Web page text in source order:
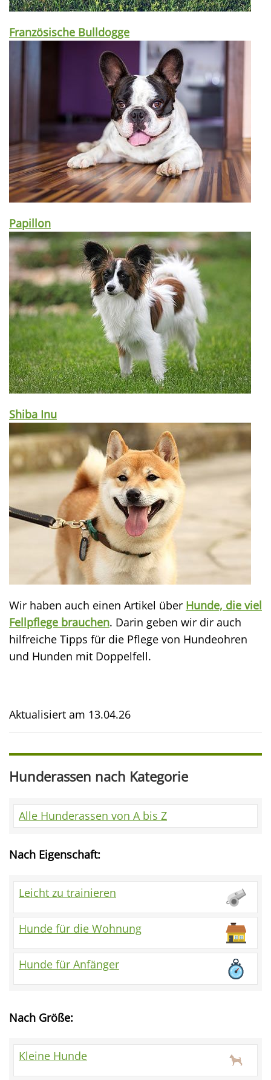
Französische Bulldogge
Papillon
Shiba Inu
Wir haben auch einen Artikel über Hunde, die viel
Fellpflege brauchen. Darin geben wir dir auch
hilfreiche Tipps für die Pflege von Hundeohren
und Hunden mit Doppelfell.
Aktualisiert am 13.04.26
Hunderassen nach Kategorie
Alle Hunderassen von A bis Z
Nach Eigenschaft:
Leicht zu trainieren
Hunde für die Wohnung
Hunde für Anfänger
Nach Größe:
Kleine Hunde